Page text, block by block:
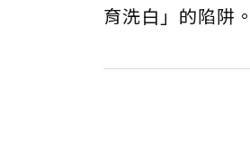
育洗白」的陷阱。